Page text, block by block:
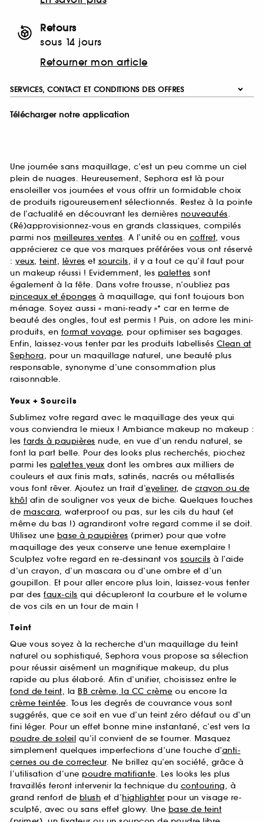
Retours
sous 14 jours
Retourner mon article
SERVICES, CONTACT ET CONDITIONS DES OFFRES
Télécharger notre application
Une journée sans maquillage, c’est un peu comme un ciel
plein de nuages. Heureusement, Sephora est là pour
ensoleiller vos journées et vous offrir un formidable choix
de produits rigoureusement sélectionnés. Restez à la pointe
de l’actualité en découvrant les dernières nouveautés.
(Ré)approvisionnez-vous en grands classiques, compilés
parmi nos meilleures ventes. A l’unité ou en coffret, vous
apprécierez ce que vos marques préférées vous ont réservé
: yeux, teint, lèvres et sourcils, il y a tout ce qu’il faut pour
un makeup réussi ! Evidemment, les palettes sont
également à la fête. Dans votre trousse, n’oubliez pas
pinceaux et éponges à maquillage, qui font toujours bon
ménage. Soyez aussi « mani-ready »* car en terme de
beauté des ongles, tout est permis ! Puis, on adore les mini-
produits, en format voyage, pour optimiser ses bagages.
Enfin, laissez-vous tenter par les produits labellisés Clean at
Sephora, pour un maquillage naturel, une beauté plus
responsable, synonyme d’une consommation plus
raisonnable.
Yeux + Sourcils
Sublimez votre regard avec le maquillage des yeux qui
vous conviendra le mieux ! Ambiance makeup no makeup :
les fards à paupières nude, en vue d’un rendu naturel, se
font la part belle. Pour des looks plus recherchés, piochez
parmi les palettes yeux dont les ombres aux milliers de
couleurs et aux finis mats, satinés, nacrés ou métallisés
vous font rêver. Ajoutez un trait d’eyeliner, de crayon ou de
khôl afin de souligner vos yeux de biche. Quelques touches
de mascara, waterproof ou pas, sur les cils du haut (et
même du bas !) agrandiront votre regard comme il se doit.
Utilisez une base à paupières (primer) pour que votre
maquillage des yeux conserve une tenue exemplaire !
Sculptez votre regard en re-dessinant vos sourcils à l’aide
d’un crayon, d’un mascara ou d’une ombre et d’un
goupillon. Et pour aller encore plus loin, laissez-vous tenter
par des faux-cils qui décupleront la courbure et le volume
de vos cils en un tour de main !
Teint
Que vous soyez à la recherche d'un maquillage du teint
naturel ou sophistiqué, Sephora vous propose sa sélection
pour réussir aisément un magnifique makeup, du plus
rapide au plus élaboré. Afin d’unifier, choisissez entre le
fond de teint, la BB crème, la CC crème ou encore la
crème teintée. Tous les degrés de couvrance vous sont
suggérés, que ce soit en vue d’un teint zéro défaut ou d’un
fini léger. Pour un effet bonne mine instantané, c’est vers la
poudre de soleil qu’il convient de se tourner. Masquez
simplement quelques imperfections d’une touche d’anti-
cernes ou de correcteur. Ne brillez qu’en société, grâce à
l’utilisation d’une poudre matifiante. Les looks les plus
travaillés feront intervenir la technique du contouring, à
grand renfort de blush et d’highlighter pour un visage re-
sculpté, avec ou sans effet glowy. Une base de teint